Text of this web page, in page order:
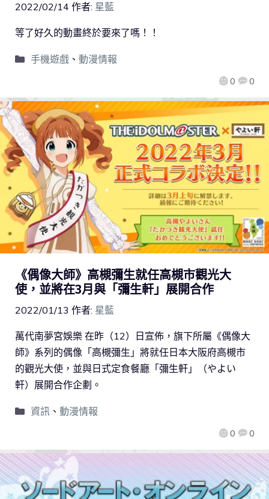
2022/02/14 作者: 星藍
0 0
等了好久的動畫終於要來了嗎！！
手機遊戲、 動漫情報
《偶像大師》高槻彌生就任高槻市觀光大
使，並將在3月與「彌生軒」展開合作
2022/01/13 作者: 星藍
0 0
萬代南夢宮娛樂 在昨（12）日宣佈，旗下所屬《偶像大
師》系列的偶像「高槻彌生」將就任日本大阪府高槻市
的觀光大使，並與日式定食餐廳「彌生軒」（やよい
軒）展開合作企劃。
資訊、 動漫情報